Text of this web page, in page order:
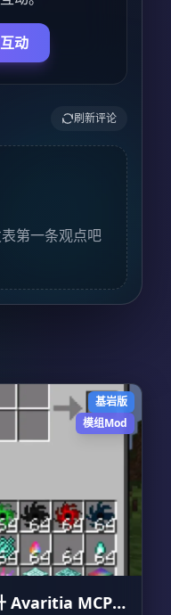
动
刷新评论
第一条观点吧
基岩版
模组Mod
Avaritia MCPE: